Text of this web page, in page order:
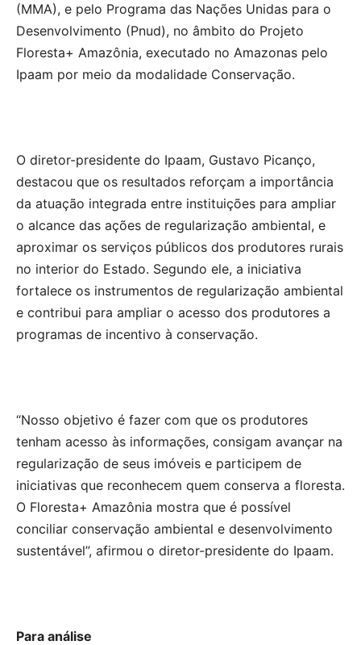
(MMA), e pelo Programa das Nações Unidas para o
Desenvolvimento (Pnud), no âmbito do Projeto
Floresta+ Amazônia, executado no Amazonas pelo
Ipaam por meio da modalidade Conservação.
O diretor-presidente do Ipaam, Gustavo Picanço,
destacou que os resultados reforçam a importância
da atuação integrada entre instituições para ampliar
o alcance das ações de regularização ambiental, e
aproximar os serviços públicos dos produtores rurais
no interior do Estado. Segundo ele, a iniciativa
fortalece os instrumentos de regularização ambiental
e contribui para ampliar o acesso dos produtores a
programas de incentivo à conservação.
“Nosso objetivo é fazer com que os produtores
tenham acesso às informações, consigam avançar na
regularização de seus imóveis e participem de
iniciativas que reconhecem quem conserva a floresta.
O Floresta+ Amazônia mostra que é possível
conciliar conservação ambiental e desenvolvimento
sustentável”, afirmou o diretor-presidente do Ipaam.
Para análise